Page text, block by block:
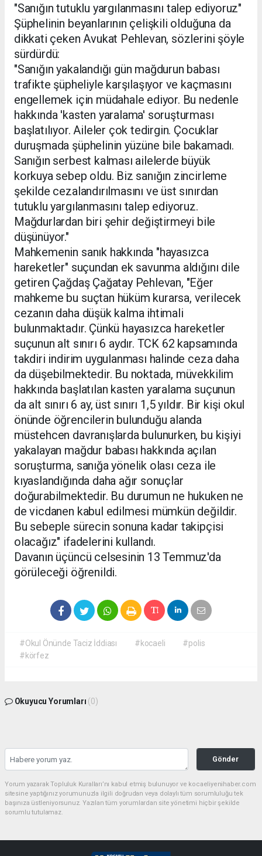
"Sanığın tutuklu yargılanmasını talep ediyoruz"
Şüphelinin beyanlarının çelişkili olduğuna da
dikkati çeken Avukat Pehlevan, sözlerini şöyle
sürdürdü:
"Sanığın yakalandığı gün mağdurun babası
trafikte şüpheliyle karşılaşıyor ve kaçmasını
engellemek için müdahale ediyor. Bu nedenle
hakkında 'kasten yaralama' soruşturması
başlatılıyor. Aileler çok tedirgin. Çocuklar
duruşmada şüphelinin yüzüne bile bakamadı.
Sanığın serbest kalması ailelerde büyük
korkuya sebep oldu. Biz sanığın zincirleme
şekilde cezalandırılmasını ve üst sınırdan
tutuklu yargılanmasını talep ediyoruz.
Mağdurlardan biri şehir değiştirmeyi bile
düşünüyor."
Mahkemenin sanık hakkında "hayasızca
hareketler" suçundan ek savunma aldığını dile
getiren Çağdaş Çağatay Pehlevan, "Eğer
mahkeme bu suçtan hüküm kurarsa, verilecek
cezanın daha düşük kalma ihtimali
bulunmaktadır. Çünkü hayasızca hareketler
suçunun alt sınırı 6 aydır. TCK 62 kapsamında
takdiri indirim uygulanması halinde ceza daha
da düşebilmektedir. Bu noktada, müvekkilim
hakkında başlatılan kasten yaralama suçunun
da alt sınırı 6 ay, üst sınırı 1,5 yıldır. Bir kişi okul
önünde öğrencilerin bulunduğu alanda
müstehcen davranışlarda bulunurken, bu kişiyi
yakalayan mağdur babası hakkında açılan
soruşturma, sanığa yönelik olası ceza ile
kıyaslandığında daha ağır sonuçlar
doğurabilmektedir. Bu durumun ne hukuken ne
de vicdanen kabul edilmesi mümkün değildir.
Bu sebeple sürecin sonuna kadar takipçisi
olacağız" ifadelerini kullandı.
Davanın üçüncü celsesinin 13 Temmuz'da
görüleceği öğrenildi.
#Okul Önünde Taciz İddiası #kocaeli
#polis
#körfez
Okuyucu Yorumları (0)
Gönder
Yorum yazarak Topluluk Kuralları’nı kabul etmiş bulunuyor ve kocaeliyenihaber.com
sitesine yaptığınız yorumunuzla ilgili doğrudan veya dolaylı tüm sorumluluğu tek
başınıza üstleniyorsunuz. Yazılan tüm yorumlardan site yönetimi hiçbir şekilde
sorumlu tutulamaz.